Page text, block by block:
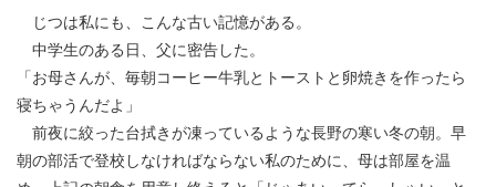
じつは私にも、こんな古い記憶がある。
中学生のある日、父に密告した。
「お母さんが、毎朝コーヒー牛乳とトーストと卵焼きを作ったら
寝ちゃうんだよ」
前夜に絞った台拭きが凍っているような長野の寒い冬の朝。早
朝の部活で登校しなければならない私のために、母は部屋を温